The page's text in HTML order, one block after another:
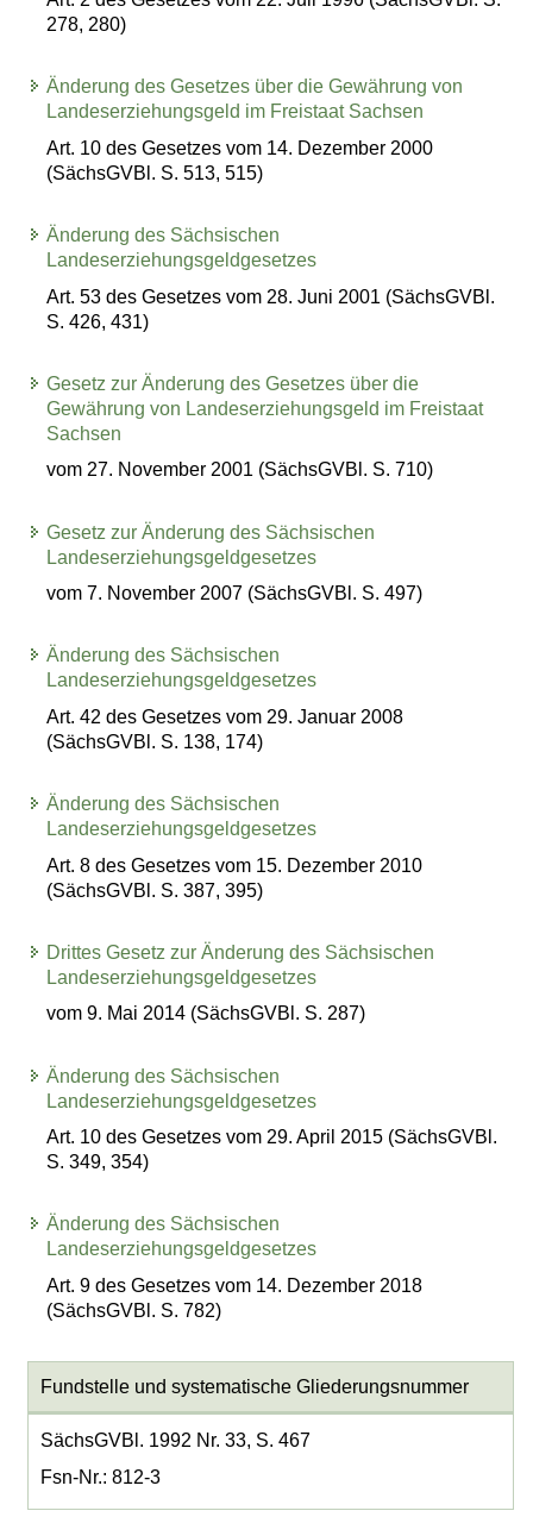
278, 280)
Änderung des Gesetzes über die Gewährung von
Landeserziehungsgeld im Freistaat Sachsen
Art. 10 des Gesetzes vom 14. Dezember 2000
(SächsGVBl. S. 513, 515)
Änderung des Sächsischen
Landeserziehungsgeldgesetzes
Art. 53 des Gesetzes vom 28. Juni 2001 (SächsGVBl.
S. 426, 431)
Gesetz zur Änderung des Gesetzes über die
Gewährung von Landeserziehungsgeld im Freistaat
Sachsen
vom 27. November 2001 (SächsGVBl. S. 710)
Gesetz zur Änderung des Sächsischen
Landeserziehungsgeldgesetzes
vom 7. November 2007 (SächsGVBl. S. 497)
Änderung des Sächsischen
Landeserziehungsgeldgesetzes
Art. 42 des Gesetzes vom 29. Januar 2008
(SächsGVBl. S. 138, 174)
Änderung des Sächsischen
Landeserziehungsgeldgesetzes
Art. 8 des Gesetzes vom 15. Dezember 2010
(SächsGVBl. S. 387, 395)
Drittes Gesetz zur Änderung des Sächsischen
Landeserziehungsgeldgesetzes
vom 9. Mai 2014 (SächsGVBl. S. 287)
Änderung des Sächsischen
Landeserziehungsgeldgesetzes
Art. 10 des Gesetzes vom 29. April 2015 (SächsGVBl.
S. 349, 354)
Änderung des Sächsischen
Landeserziehungsgeldgesetzes
Art. 9 des Gesetzes vom 14. Dezember 2018
(SächsGVBl. S. 782)
Fundstelle und systematische Gliederungsnummer
SächsGVBl. 1992 Nr. 33, S. 467
Fsn-Nr.: 812-3